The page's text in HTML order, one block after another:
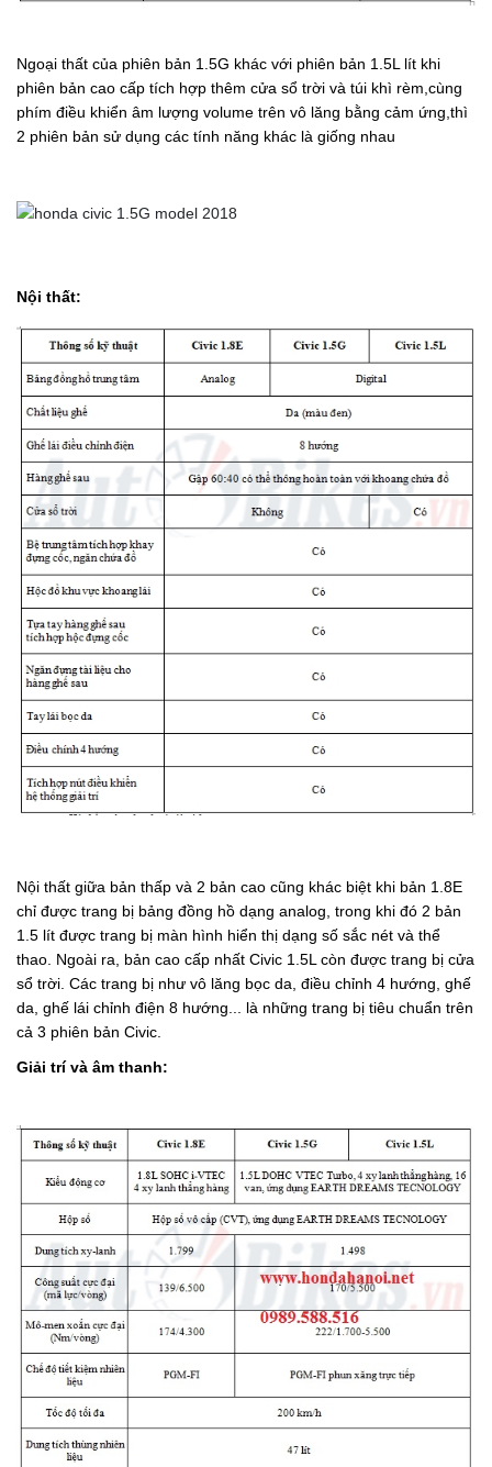
Ngoại thất của phiên bản 1.5G khác với phiên bản 1.5L lít khi
phiên bản cao cấp tích hợp thêm cửa sổ trời và túi khì rèm,cùng
phím điều khiển âm lượng volume trên vô lăng bằng cảm ứng,thì
2 phiên bản sử dụng các tính năng khác là giống nhau
Nội thất:
Nội thất giữa bản thấp và 2 bản cao cũng khác biệt khi bản 1.8E
chỉ được trang bị bảng đồng hồ dạng analog, trong khi đó 2 bản
1.5 lít được trang bị màn hình hiển thị dạng số sắc nét và thể
thao. Ngoài ra, bản cao cấp nhất Civic 1.5L còn được trang bị cửa
sổ trời. Các trang bị như vô lăng bọc da, điều chỉnh 4 hướng, ghế
da, ghế lái chỉnh điện 8 hướng... là những trang bị tiêu chuẩn trên
cả 3 phiên bản Civic.
Giải trí và âm thanh: